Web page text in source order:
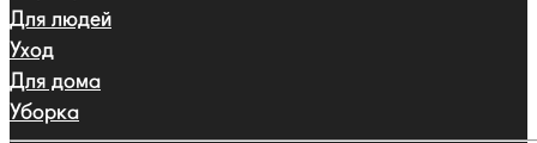
Для людей
Уход
Для дома
Уборка